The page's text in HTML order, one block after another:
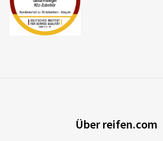
Über reifen.com